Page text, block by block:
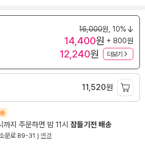
16,000원, 10%
14,400원 + 800원
12,240원 더보기
11,520원
까지 주문하면 밤 11시 잠들기전 배송
문로 89-31 ) 변경